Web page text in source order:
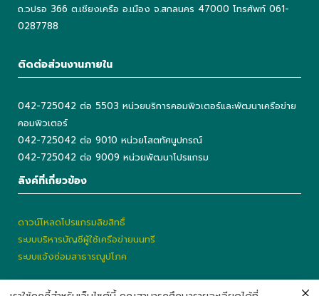
ถ.วปรอ 366 ต.เชียงเครือ อ.เมือง จ.สกลนคร 47000 โทรศัพท์ 061-
0287788
ติดต่อส่วนงานภายใน
042-725042 ต่อ 5503 หน่วยบริการคอมพิวเตอร์และพัฒนาเครือข่าย
คอมพิวเตอร์
042-725042 ต่อ 9010 หน่วยโสตทัศนูปกรณ์
042-725042 ต่อ 9009 หน่วยพัฒนาโปรแกรม
ลิงค์ที่เกี่ยวข้อง
ดาวน์โหลดโปรแกรมลิขสิทธิ์
ระบบบริหารบัญชีผู้ใช้เครือข่ายนนทรี
ระบบแจ้งซ่อมสาธารณูปโภค